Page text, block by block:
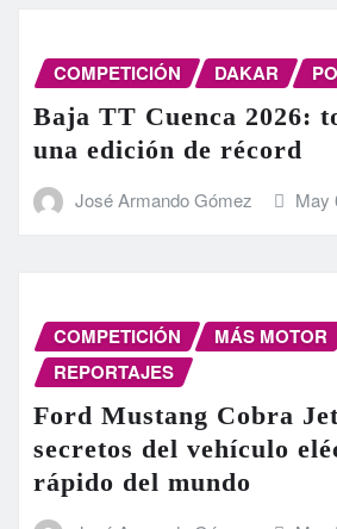
COMPETICIÓN DAKAR
Baja TT Cuenca 2026:
una edición de récord
José Armando Gómez May
COMPETICIÓN
MÁS MOTOR
REPORTAJES
Ford Mustang Cobra
secretos del vehículo
rápido del mundo